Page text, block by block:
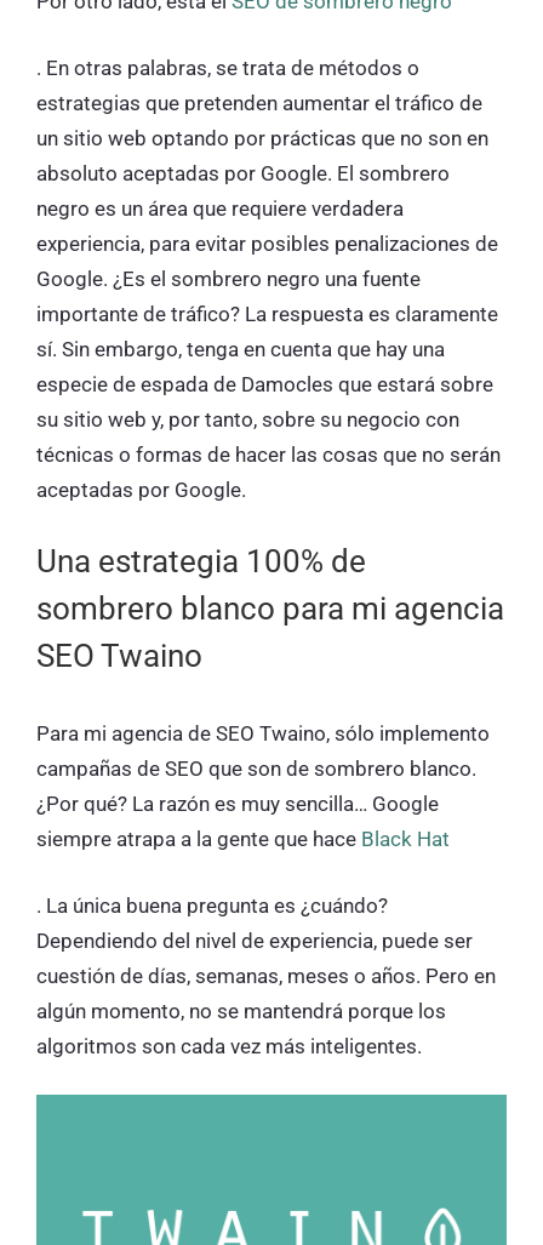
. En otras palabras, se trata de métodos o
estrategias que pretenden aumentar el tráfico de
un sitio web optando por prácticas que no son en
absoluto aceptadas por Google. El sombrero
negro es un área que requiere verdadera
experiencia, para evitar posibles penalizaciones de
Google. ¿Es el sombrero negro una fuente
importante de tráfico? La respuesta es claramente
sí. Sin embargo, tenga en cuenta que hay una
especie de espada de Damocles que estará sobre
su sitio web y, por tanto, sobre su negocio con
técnicas o formas de hacer las cosas que no serán
aceptadas por Google.
Una estrategia 100% de
sombrero blanco para mi agencia
SEO Twaino
Para mi agencia de SEO Twaino, sólo implemento
campañas de SEO que son de sombrero blanco.
¿Por qué? La razón es muy sencilla… Google
siempre atrapa a la gente que hace Black Hat
. La única buena pregunta es ¿cuándo?
Dependiendo del nivel de experiencia, puede ser
cuestión de días, semanas, meses o años. Pero en
algún momento, no se mantendrá porque los
algoritmos son cada vez más inteligentes.